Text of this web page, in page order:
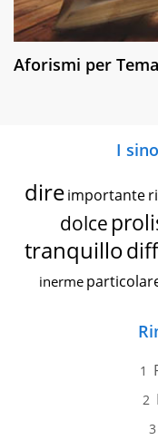
Aforismi per Tema
I
dire importante
dolce
tranquillo
inerme